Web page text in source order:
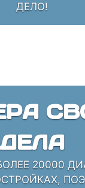
ДЕЛО!
20000